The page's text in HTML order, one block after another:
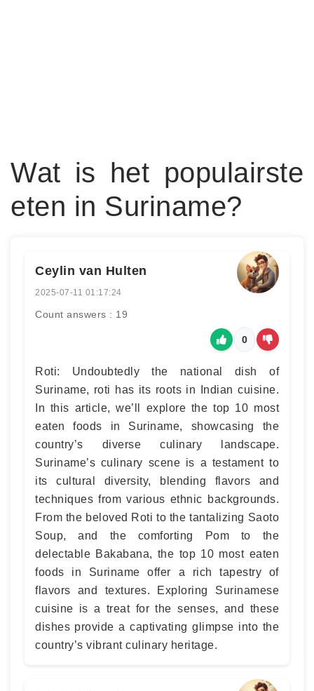
Wat is het populairste
eten in Suriname?
Ceylin van Hulten
2025-07-11 01:17:24
Count answers : 19
0
Roti: Undoubtedly the national dish of
Suriname, roti has its roots in Indian cuisine.
In this article, we’ll explore the top 10 most
eaten foods in Suriname, showcasing the
country’s diverse culinary landscape.
Suriname’s culinary scene is a testament to
its cultural diversity, blending flavors and
techniques from various ethnic backgrounds.
From the beloved Roti to the tantalizing Saoto
Soup, and the comforting Pom to the
delectable Bakabana, the top 10 most eaten
foods in Suriname offer a rich tapestry of
flavors and textures. Exploring Surinamese
cuisine is a treat for the senses, and these
dishes provide a captivating glimpse into the
country’s vibrant culinary heritage.